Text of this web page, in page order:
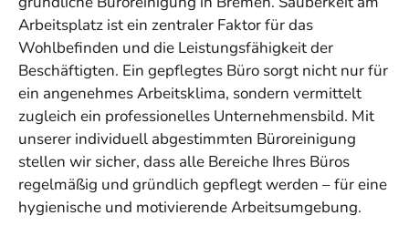
Arbeitsplatz ist ein zentraler Faktor für das
Wohlbefinden und die Leistungsfähigkeit der
Beschäftigten. Ein gepflegtes Büro sorgt nicht nur für
ein angenehmes Arbeitsklima, sondern vermittelt
zugleich ein professionelles Unternehmensbild. Mit
unserer individuell abgestimmten Büroreinigung
stellen wir sicher, dass alle Bereiche Ihres Büros
regelmäßig und gründlich gepflegt werden – für eine
hygienische und motivierende Arbeitsumgebung.